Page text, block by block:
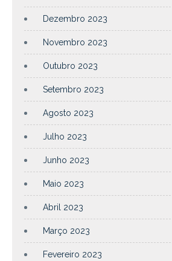
Dezembro 2023
Novembro 2023
Outubro 2023
Setembro 2023
Agosto 2023
Julho 2023
Junho 2023
Maio 2023
Abril 2023
Março 2023
Fevereiro 2023